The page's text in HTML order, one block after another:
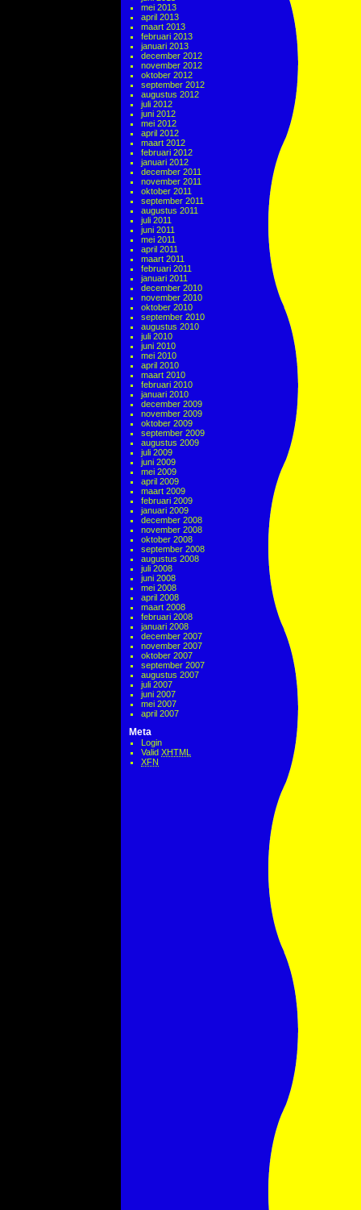
mei 2013
april 2013
maart 2013
februari 2013
januari 2013
december 2012
november 2012
oktober 2012
september 2012
augustus 2012
juli 2012
juni 2012
mei 2012
april 2012
maart 2012
februari 2012
januari 2012
december 2011
november 2011
oktober 2011
september 2011
augustus 2011
juli 2011
juni 2011
mei 2011
april 2011
maart 2011
februari 2011
januari 2011
december 2010
november 2010
oktober 2010
september 2010
augustus 2010
juli 2010
juni 2010
mei 2010
april 2010
maart 2010
februari 2010
januari 2010
december 2009
november 2009
oktober 2009
september 2009
augustus 2009
juli 2009
juni 2009
mei 2009
april 2009
maart 2009
februari 2009
januari 2009
december 2008
november 2008
oktober 2008
september 2008
augustus 2008
juli 2008
juni 2008
mei 2008
april 2008
maart 2008
februari 2008
januari 2008
december 2007
november 2007
oktober 2007
september 2007
augustus 2007
juli 2007
juni 2007
mei 2007
april 2007
Meta
Login
Valid XHTML
XFN